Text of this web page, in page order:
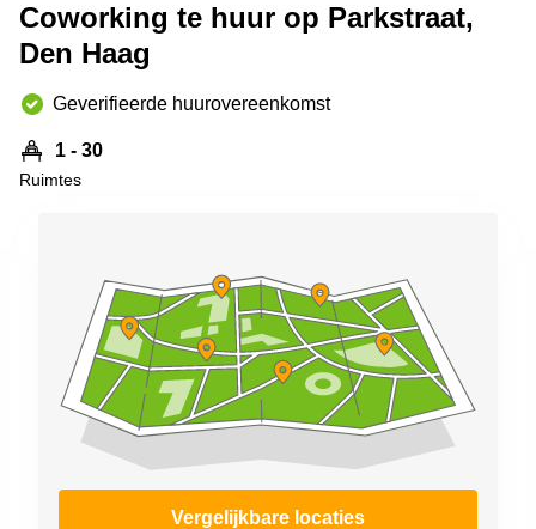
in Arnhem
Coworking
Hilversum
Coworking
space
Zwolle
Kantoor
Hengelo
Bedrijfsruimte
Huren in
Nijmegen
Coworking te huur op Parkstraat,
Den Haag
Geverifieerde huurovereenkomst
1 - 30
Ruimtes
Vergelijkbare locaties